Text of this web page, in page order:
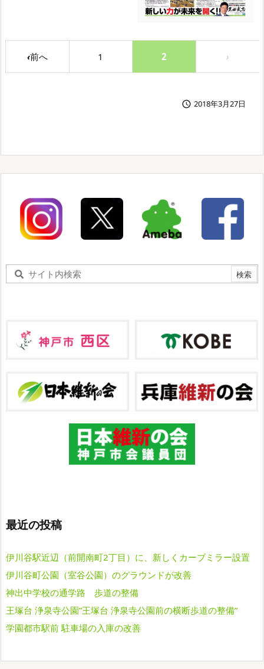
‹ 1 2 ›
 2018年3月27日
最近の投稿
伊川谷駅近辺（前開南町2丁目）に、新しくカーブミラー設置
伊川谷町公園（室谷公園）のグラウンドが改善
神出中学校の通学路 歩道の整備
王塚台 浄泉寺公園”王塚台 浄泉寺公園前の横断歩道の整備”
学園都市駅前 駐車場の入庫の改善